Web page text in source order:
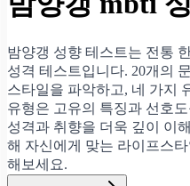
밤양갱 성향 테스트는 전통
성격 테스트입니다. 20개의
스타일을 파악하고, 네 가지
유형은 고유의 특징과 선호
성격과 취향을 더욱 깊이 이
해 자신에게 맞는 라이프스
해보세요.